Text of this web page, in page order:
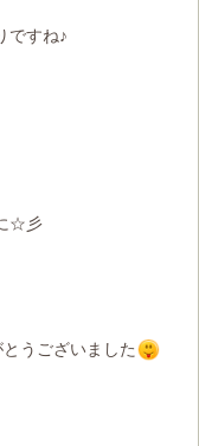
ですね♪
☆彡
うございました